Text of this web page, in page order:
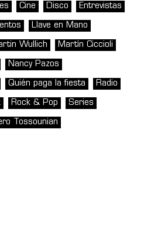
Cine Disco Entrevistas
Llave en Mano
Wullich Martín Ciccioli
Nancy Pazos
Quién paga la fiesta Radio
Rock & Pop Series
Tossounian